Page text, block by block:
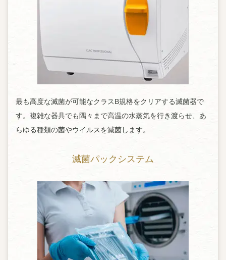
最も高度な滅菌が可能なクラスB規格をクリアする滅菌器で
す。複雑な器具でも隅々まで高温の水蒸気を行き渡らせ、あ
らゆる種類の菌やウイルスを滅菌します。
滅菌パックシステム